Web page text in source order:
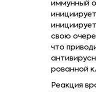
иммунный
свою
что
рованной
Реакция